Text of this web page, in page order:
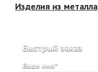
Изделия из металла
Быстрый заказ
Ваше имя*